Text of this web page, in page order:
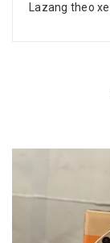
Lazang theo